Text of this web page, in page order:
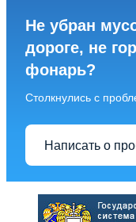
Не убран
дороге, не
фонарь?
Столкнулись с
Написать о